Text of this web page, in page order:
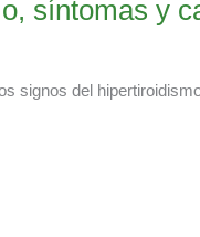
síntomas y
signos del